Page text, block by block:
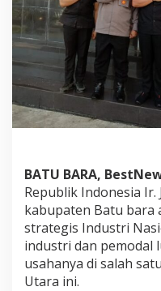
e
s
B
B
a
r
a
n
M
e
m
b
a
BATU BARA,
Republik Indonesia
kabupaten Batu bara
strategis Industri
industri dan pemodal
usahanya di salah
Utara ini.